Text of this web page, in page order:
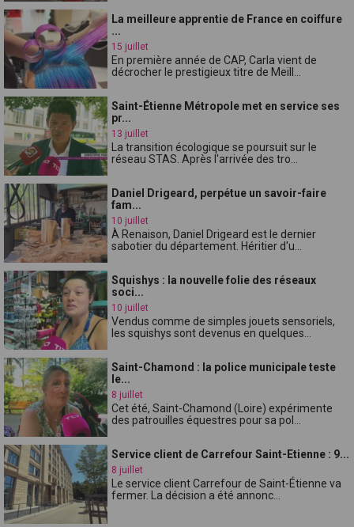
La meilleure apprentie de France en coiffure
...
15 juillet
En première année de CAP, Carla vient de
décrocher le prestigieux titre de Meill...
Saint-Étienne Métropole met en service ses
pr...
13 juillet
La transition écologique se poursuit sur le
réseau STAS. Après l'arrivée des tro...
Daniel Drigeard, perpétue un savoir-faire
fam...
10 juillet
À Renaison, Daniel Drigeard est le dernier
sabotier du département. Héritier d'u...
Squishys : la nouvelle folie des réseaux
soci...
10 juillet
Vendus comme de simples jouets sensoriels,
les squishys sont devenus en quelques...
Saint-Chamond : la police municipale teste
le...
8 juillet
Cet été, Saint-Chamond (Loire) expérimente
des patrouilles équestres pour sa pol...
Service client de Carrefour Saint-Etienne : 9...
8 juillet
Le service client Carrefour de Saint-Étienne va
fermer. La décision a été annonc...